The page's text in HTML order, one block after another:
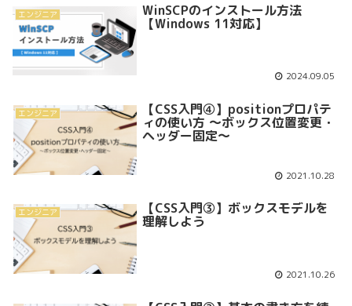
エンジニア WinSCPのインストール方法
【Windows 11対応】
2024.09.05
エンジニア 【CSS入門④】positionプロパテ
ィの使い方 ～ボックス位置変更・
ヘッダー固定～
2021.10.28
エンジニア 【CSS入門③】ボックスモデルを
理解しよう
2021.10.26